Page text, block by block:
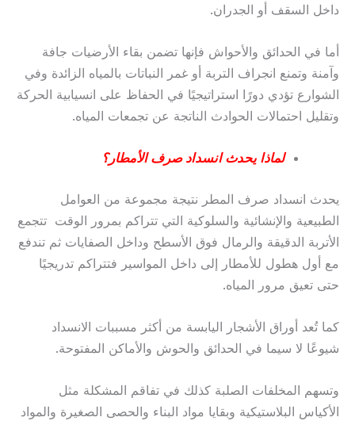
داخل السقف أو الجدران.
أما في الحدائق والأحواش فإنها تضمن بقاء الأرضيات جافة
وآمنة وتمنع انجراف التربة أو غمر النباتات بالمياه الزائدة وفي
الشوارع تؤدي دورًا استراتيجيًا في الحفاظ على انسيابية الحركة
وتقليل احتمالات الحوادث الناتجة عن تجمعات المياه.
لماذا يحدث انسداد صرف الأمطار؟
يحدث انسداد صرف المطر نتيجة مجموعة من العوامل
الطبيعية والإنشائية والسلوكية التي تتراكم بمرور الوقت تتجمع
الأتربة الدقيقة والرمال فوق الأسطح وداخل الصفايات ثم تندفع
مع أول هطول للأمطار إلى داخل المواسير فتتراكم تدريجيًا
حتى تعيق مرور المياه.
كما تُعد أوراق الأشجار اليابسة من أكثر مسببات الانسداد
شيوعًا لا سيما في الحدائق والحوش والأماكن المفتوحة.
وتسهم المخلفات الصلبة كذلك في تفاقم المشكلة مثل
الأكياس البلاستيكية وبقايا مواد البناء والحصى الصغيرة والمواد